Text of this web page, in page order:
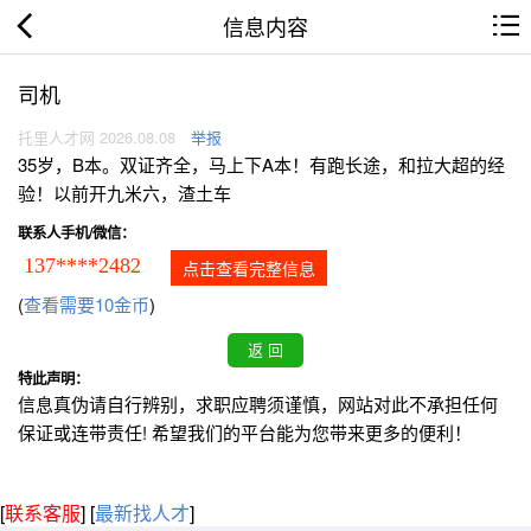
信息内容
司机
托里人才网 2026.08.08 举报
35岁，B本。双证齐全，马上下A本！有跑长途，和拉大超的经
验！以前开九米六，渣土车
联系人手机/微信：
137****2482 点击查看完整信息
(查看需要10金币)
特此声明：
信息真伪请自行辨别，求职应聘须谨慎，网站对此不承担任何
保证或连带责任! 希望我们的平台能为您带来更多的便利！
[联系客服] [最新找人才]